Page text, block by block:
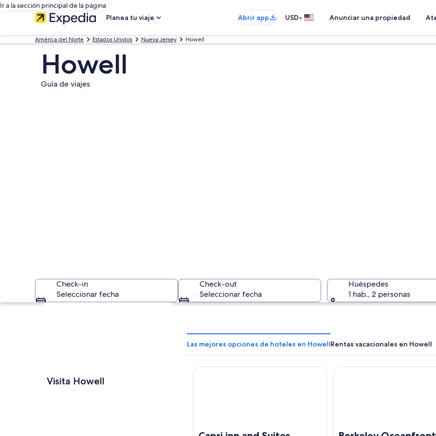
Ir a la sección principal de la página
Planea tu viaje
Abrir app USD• Anunciar una propiedad
América del Norte Estados Unidos Nueva Jersey Howell
Howell
Guía de viajes
Un río rodeado de vegetación densa y un camino distante.
Check-in
Seleccionar fecha
Check-out
Seleccionar fecha
Huéspedes
1 hab., 2 personas
Explorar mapa
Visita Howell
Las mejores opciones de hoteles en HowellRentas vacacionales en Howell
Capri inn and Suites Berkeley Oceanfront Hotel